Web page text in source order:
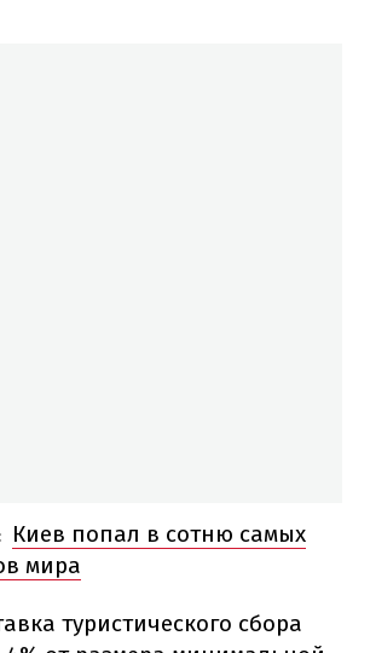
Киев попал в сотню самых
мира
туристического сбора